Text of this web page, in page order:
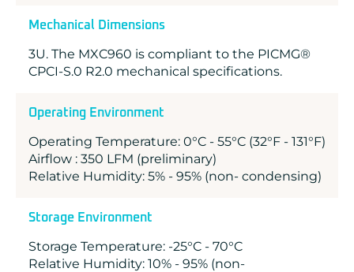
Mechanical Dimensions
3U. The MXC960 is compliant to the PICMG®
CPCI-S.0 R2.0 mechanical specifications.
Operating Environment
Operating Temperature: 0°C - 55°C (32°F - 131°F)
Airflow : 350 LFM (preliminary)
Relative Humidity: 5% - 95% (non- condensing)
Storage Environment
Storage Temperature: -25°C - 70°C
Relative Humidity: 10% - 95% (non-